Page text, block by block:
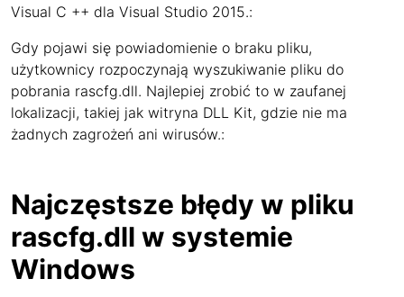
Visual C ++ dla Visual Studio 2015.:
Gdy pojawi się powiadomienie o braku pliku,
użytkownicy rozpoczynają wyszukiwanie pliku do
pobrania rascfg.dll. Najlepiej zrobić to w zaufanej
lokalizacji, takiej jak witryna DLL Kit, gdzie nie ma
żadnych zagrożeń ani wirusów.:
Najczęstsze błędy w pliku
rascfg.dll w systemie
Windows